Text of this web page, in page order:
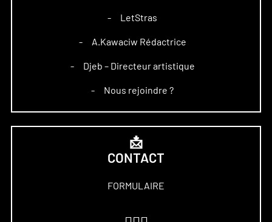
– LetStras
– A.Kawaciw Rédactrice
– Djeb – Directeur artistique
– Nous rejoindre ?
📩
CONTACT
FORMULAIRE